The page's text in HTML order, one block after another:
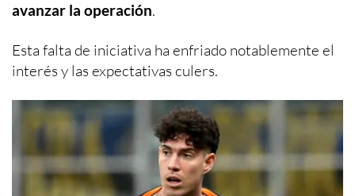
avanzar la operación.
Esta falta de iniciativa ha enfriado notablemente el
interés y las expectativas culers.